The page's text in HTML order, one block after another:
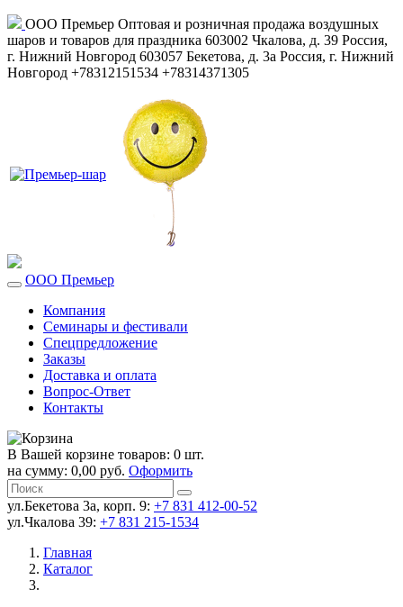
ООО Премьер Оптовая и розничная продажа воздушных
шаров и товаров для праздника 603002 Чкалова, д. 39 Россия,
г. Нижний Новгород 603057 Бекетова, д. 3а Россия, г. Нижний
Новгород +78312151534 +78314371305
ООО Премьер
Компания
Семинары и фестивали
Спецпредложение
Заказы
Доставка и оплата
Вопрос-Ответ
Контакты
В Вашей корзине товаров: 0 шт.
на сумму: 0,00 руб. Оформить
ул.Бекетова 3а, корп. 9: +7 831 412-00-52
ул.Чкалова 39: +7 831 215-1534
Главная
Каталог